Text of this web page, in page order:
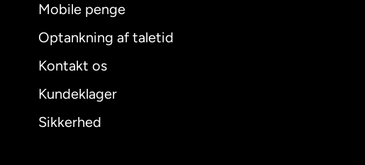
Mobile penge
Optankning af taletid
Kontakt os
Kundeklager
Sikkerhed